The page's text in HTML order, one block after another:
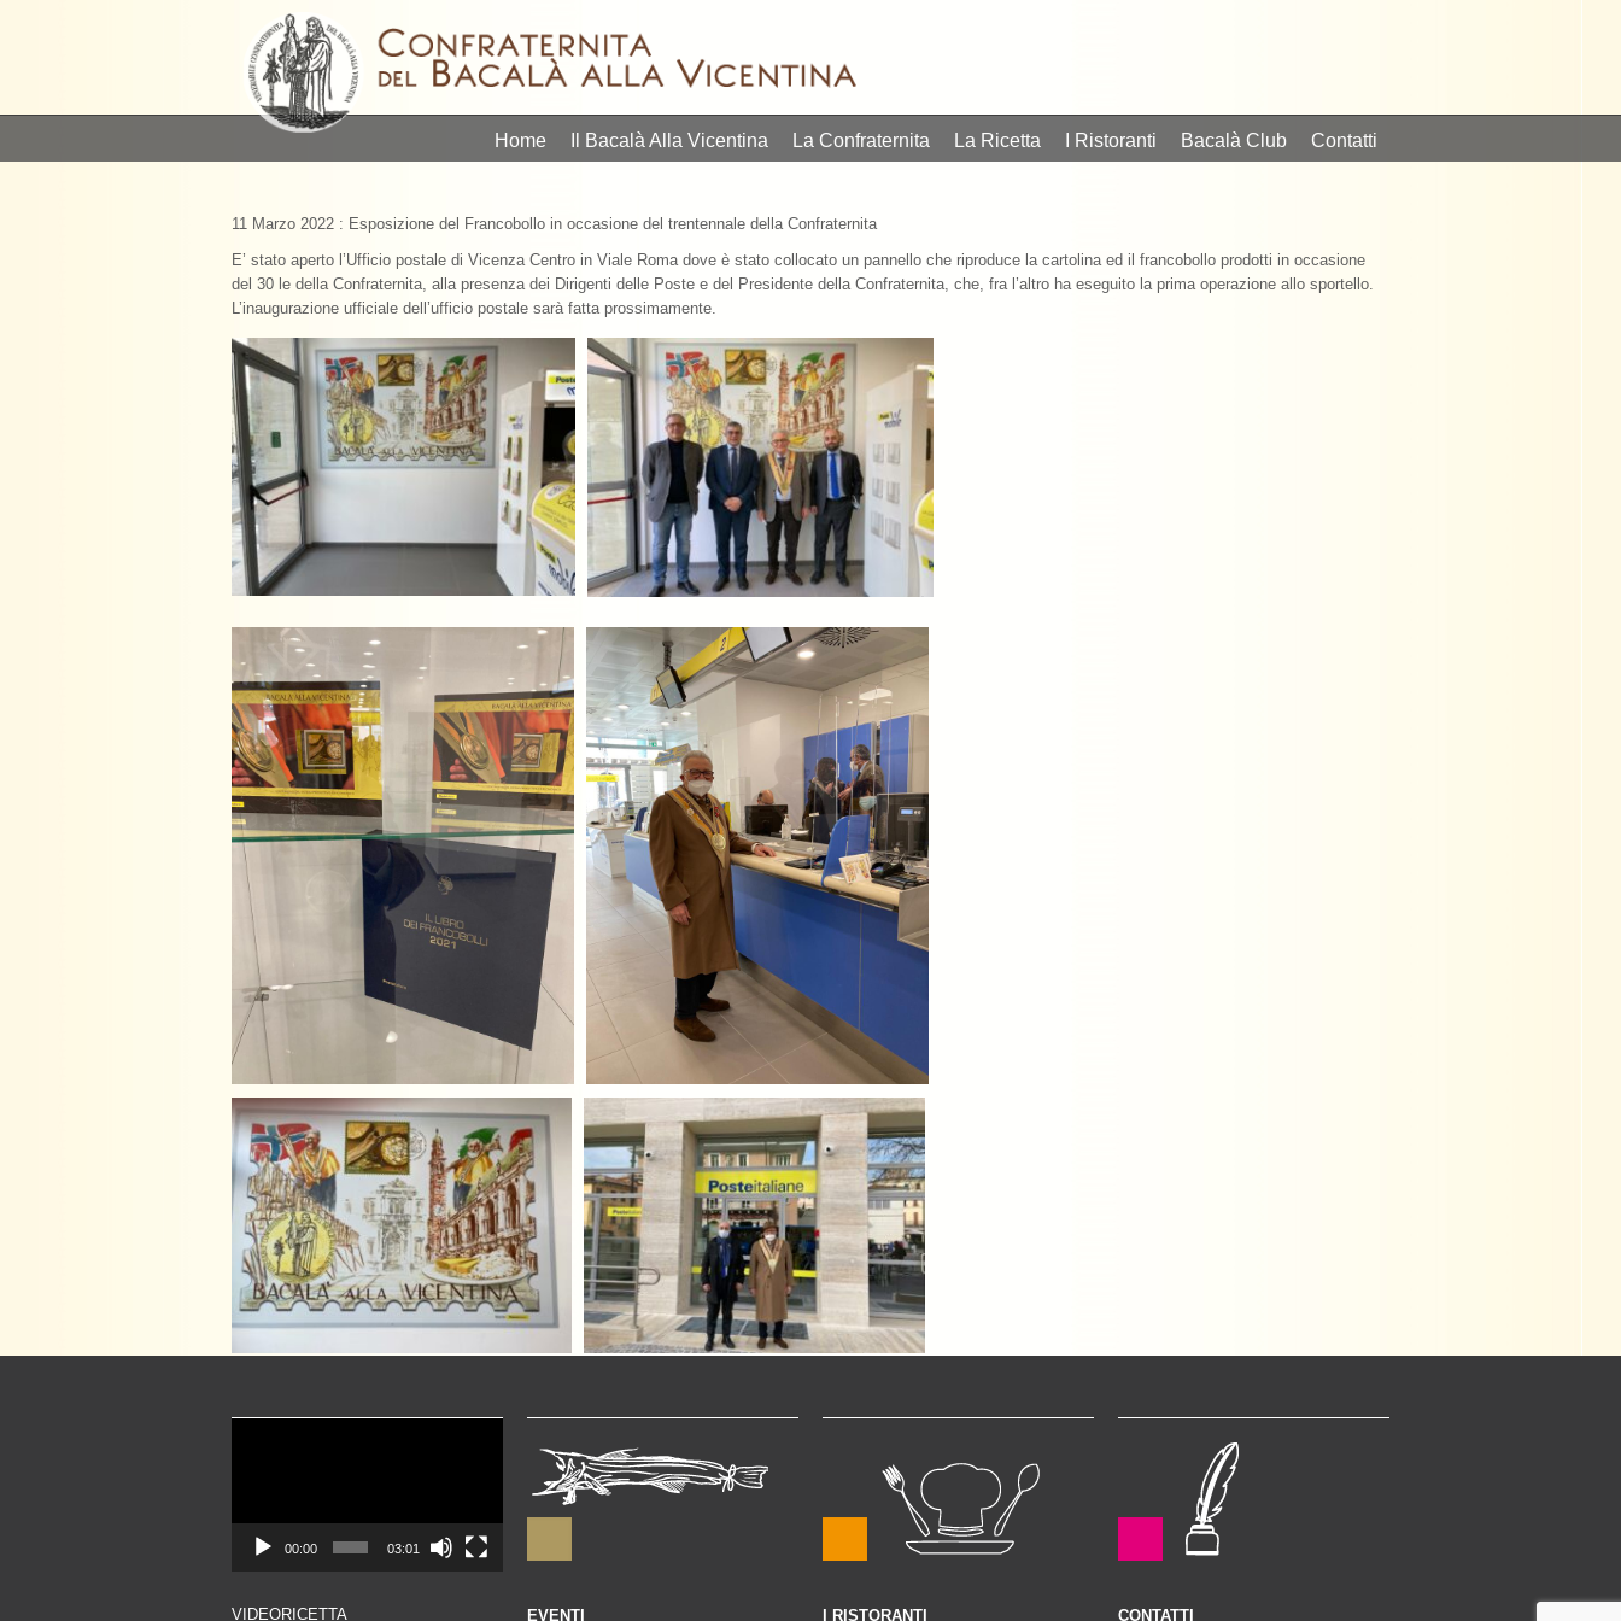
Home Il Bacalà Alla Vicentina La Confraternita La Ricetta I Ristoranti Bacalà Club Contatti
11 Marzo 2022 : Esposizione del Francobollo in occasione del trentennale della Confraternita
E’ stato aperto l’Ufficio postale di Vicenza Centro in Viale Roma dove è stato collocato un pannello che riproduce la cartolina ed il francobollo prodotti in occasione
del 30 le della Confraternita, alla presenza dei Dirigenti delle Poste e del Presidente della Confraternita, che, fra l’altro ha eseguito la prima operazione allo sportello.
L’inaugurazione ufficiale dell’ufficio postale sarà fatta prossimamente.
00:00 03:01
VIDEORICETTA EVENTI I RISTORANTI CONTATTI